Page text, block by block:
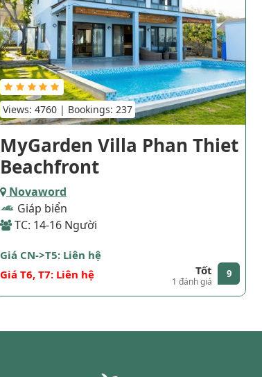
Views: 4760 | Bookings: 237
MyGarden Villa Phan Thiet
Beachfront
Novaword
Giáp biển
TC: 14-16 Người
Giá CN->T5: Liên hệ
Giá T6, T7: Liên hệ
Tốt
1 đánh giá
9